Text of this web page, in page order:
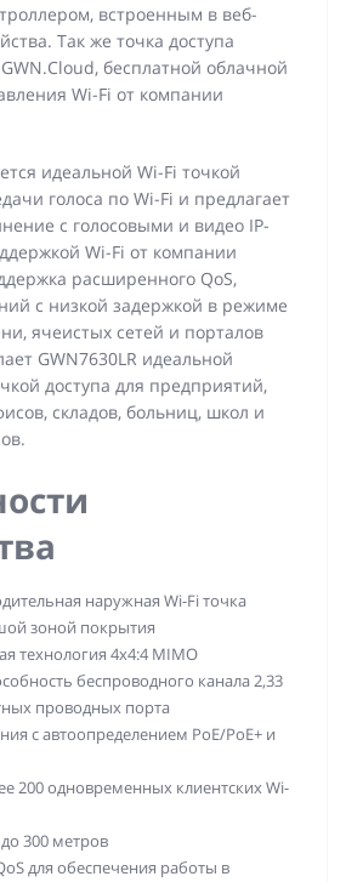
встроенным в веб-
Так же точка доступа
бесплатной облачной
Wi-Fi от компании
идеальной Wi-Fi точкой
голоса по Wi-Fi и предлагает
с голосовыми и видео IP-
Wi-Fi от компании
расширенного QoS,
с низкой задержкой в режиме
ячеистых сетей и порталов
GWN7630LR идеальной
доступа для предприятий,
складов, больниц, школ и
наружная Wi-Fi точка
зоной покрытия
технология 4x4:4 MIMO
беспроводного канала 2,33
проводных порта
с автоопределением PoE/PoE+ и
200 одновременных клиентских Wi-
300 метров
для обеспечения работы в